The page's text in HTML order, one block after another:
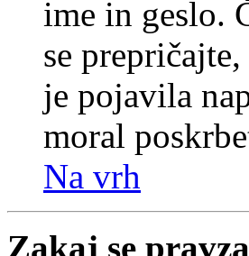
ime in geslo.
se
je pojavila
moral
Na vrh
Zakaj se